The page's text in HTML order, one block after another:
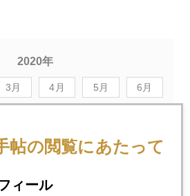
2020年
3月 4月 5月 6月
帖の閲覧にあたって
ィール